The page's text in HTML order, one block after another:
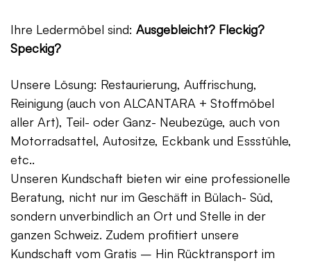
Ihre Ledermöbel sind: Ausgebleicht? Fleckig?
Speckig?
Unsere Lösung: Restaurierung, Auffrischung,
Reinigung (auch von ALCANTARA + Stoffmöbel
aller Art), Teil- oder Ganz- Neubezüge, auch von
Motorradsattel, Autositze, Eckbank und Essstühle,
etc..
Unseren Kundschaft bieten wir eine professionelle
Beratung, nicht nur im Geschäft in Bülach- Süd,
sondern unverbindlich an Ort und Stelle in der
ganzen Schweiz. Zudem profitiert unsere
Kundschaft vom Gratis – Hin Rücktransport im